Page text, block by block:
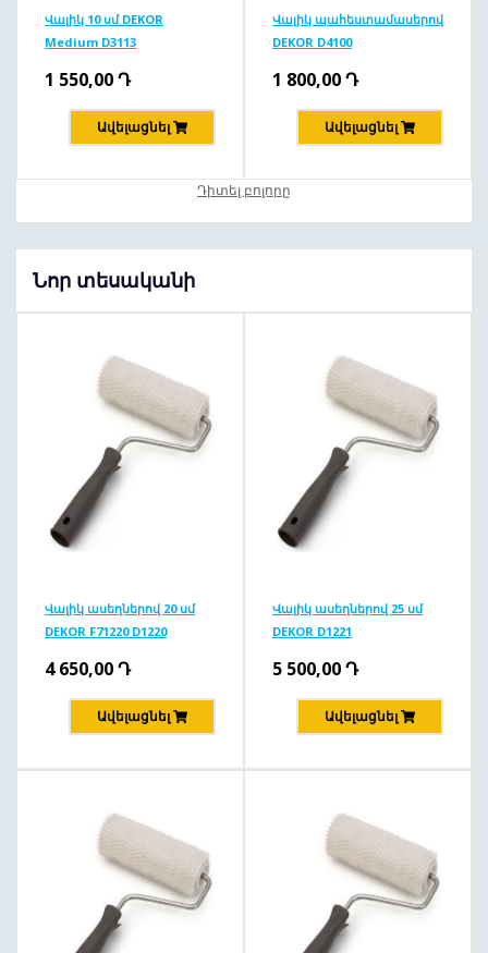
Վալիկ 10 սմ DEKOR
Medium D3113
1 550,00Դ
Ավելացնել
Վալիկ պահեստամասերով
DEKOR D4100
1 800,00Դ
Ավելացնել
Դիտել բոլորը
Նոր տեսականի
Վալիկ ասեղներով 20 սմ
DEKOR F71220 D1220
4 650,00Դ
Ավելացնել
Վալիկ ասեղներով 25 սմ
DEKOR D1221
5 500,00Դ
Ավելացնել